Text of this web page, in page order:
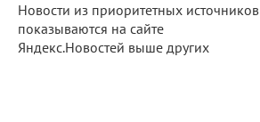
Новости из приоритетных источников
показываются на сайте
Яндекс.Новостей выше других